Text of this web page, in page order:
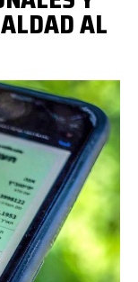
AL